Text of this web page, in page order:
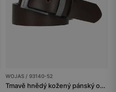
WOJAS / 93140-52
Tmavě hnědý kožený pánský opasek